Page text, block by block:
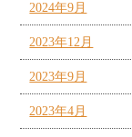
2024年9月
2023年12月
2023年9月
2023年4月